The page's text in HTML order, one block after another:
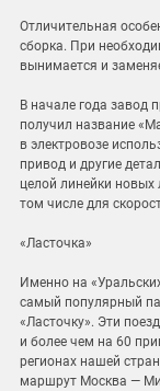
Отличительная
сборка. При
вынимается и
В начале года завод
получил название
в электровозе
привод и другие
целой линейки
том числе для
«Ласточка»
Именно на
самый популярный
«Ласточку». Эти
и более чем на 60
регионах нашей
маршрут Москва —